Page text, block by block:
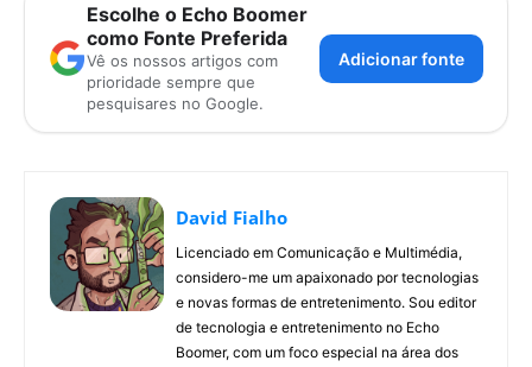
Escolhe o Echo Boomer
como Fonte Preferida
Vê os nossos artigos com
prioridade sempre que
pesquisares no Google.
Adicionar fonte
David Fialho
Licenciado em Comunicação e Multimédia,
considero-me um apaixonado por tecnologias
e novas formas de entretenimento. Sou editor
de tecnologia e entretenimento no Echo
Boomer, com um foco especial na área dos